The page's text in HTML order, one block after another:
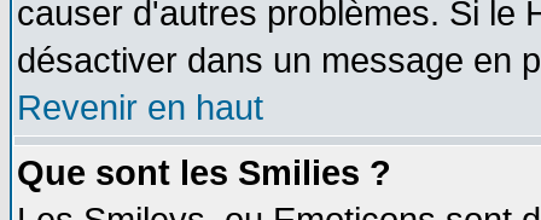
causer d'autres problèmes. Si le
désactiver dans un message en
Revenir en haut
Que sont les Smilies ?